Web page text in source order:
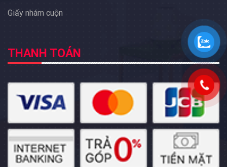
Giấy nhám cuộn
THANH TOÁN